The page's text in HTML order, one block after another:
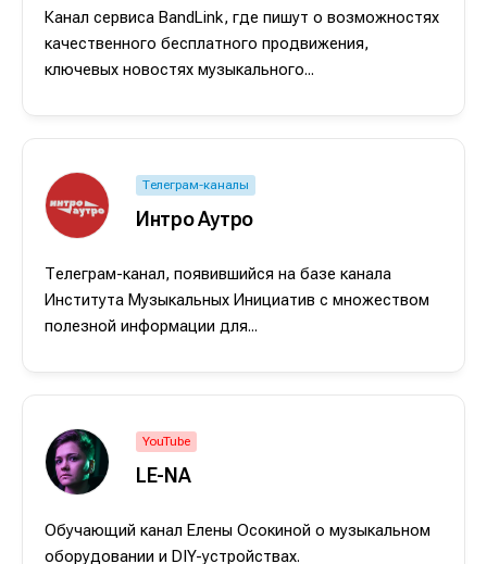
Продакшн
Инструменты
Оборудование
Продакшн
Инструменты
Оборудование
Канал сервиса BandLink, где пишут о возможностях
качественного бесплатного продвижения,
ключевых новостях музыкального...
Телеграм-каналы
Интро Аутро
Телеграм-канал, появившийся на базе канала
Института Музыкальных Инициатив с множеством
полезной информации для...
YouTube
LE-NA
Обучающий канал Елены Осокиной о музыкальном
оборудовании и DIY-устройствах.